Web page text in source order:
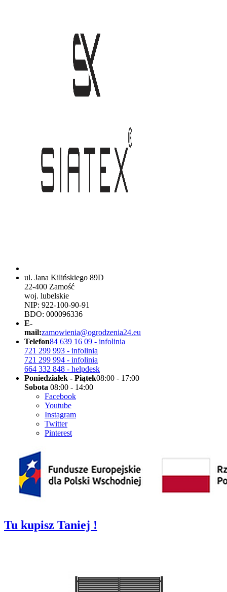
ul. Jana Kilińskiego 89D
22-400 Zamość
woj. lubelskie
NIP: 922-100-90-91
BDO: 000096336
E-
mail:zamowienia@ogrodzenia24.eu
Telefon84 639 16 09 - infolinia
721 299 993 - infolinia
721 299 994 - infolinia
664 332 848 - helpdesk
Poniedziałek - Piątek08:00 - 17:00
Sobota 08:00 - 14:00
Facebook
Youtube
Instagram
Twitter
Pinterest
Tu kupisz Taniej !